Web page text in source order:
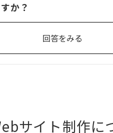
か？
回答をみる
サイト制作に